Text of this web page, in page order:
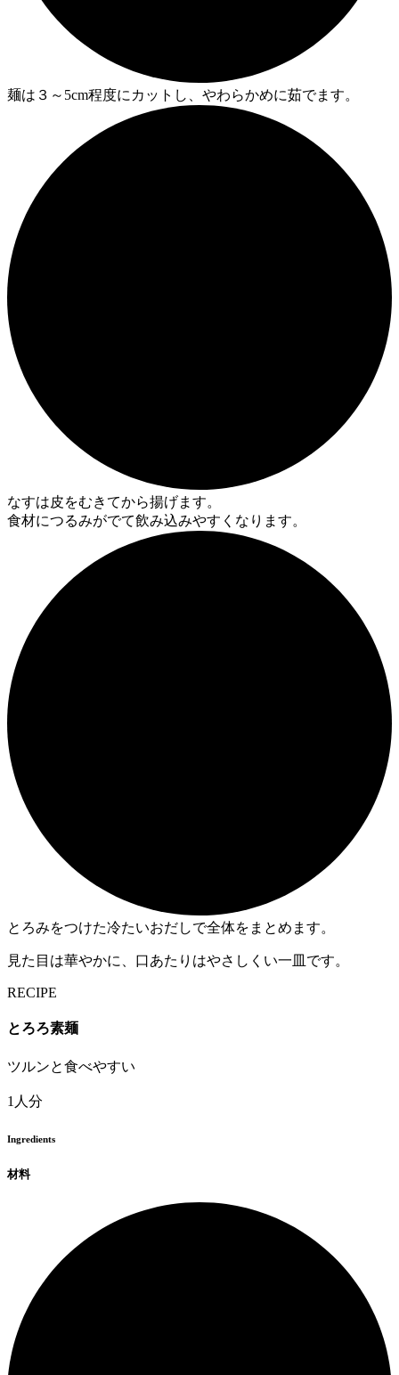
麺は３～5cm程度にカットし、やわらかめに茹でます。
なすは皮をむきてから揚げます。
食材につるみがでて飲み込みやすくなります。
とろみをつけた冷たいおだしで全体をまとめます。
見た目は華やかに、口あたりはやさしくい一皿です。
RECIPE
とろろ素麺
ツルンと食べやすい
1人分
Ingredients
材料